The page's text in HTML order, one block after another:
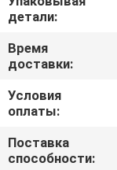
МЫ
НОВОСТИ
СПРОСИТЕ
детали:
Время
доставки:
Условия
оплаты:
Поставка
способности: